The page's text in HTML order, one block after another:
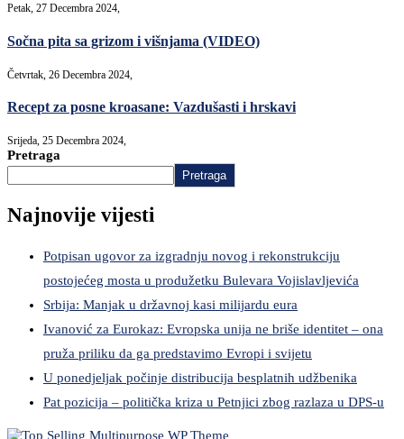
Petak, 27 Decembra 2024,
Sočna pita sa grizom i višnjama (VIDEO)
Četvrtak, 26 Decembra 2024,
Recept za posne kroasane: Vazdušasti i hrskavi
Srijeda, 25 Decembra 2024,
Pretraga
Pretraga
Najnovije vijesti
Potpisan ugovor za izgradnju novog i rekonstrukciju
postojećeg mosta u produžetku Bulevara Vojislavljevića
Srbija: Manjak u državnoj kasi milijardu eura
Ivanović za Eurokaz: Evropska unija ne briše identitet – ona
pruža priliku da ga predstavimo Evropi i svijetu
U ponedjeljak počinje distribucija besplatnih udžbenika
Pat pozicija – politička kriza u Petnjici zbog razlaza u DPS-u